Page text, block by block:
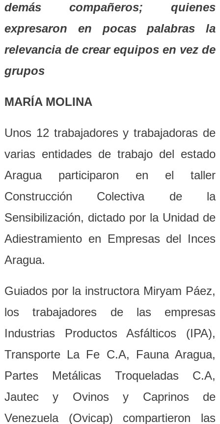
demás compañeros; quienes
expresaron en pocas palabras la
relevancia de crear equipos en vez de
grupos
MARÍA MOLINA
Unos 12 trabajadores y trabajadoras de
varias entidades de trabajo del estado
Aragua participaron en el taller
Construcción Colectiva de la
Sensibilización, dictado por la Unidad de
Adiestramiento en Empresas del Inces
Aragua.
Guiados por la instructora Miryam Páez,
los trabajadores de las empresas
Industrias Productos Asfálticos (IPA),
Transporte La Fe C.A, Fauna Aragua,
Partes Metálicas Troqueladas C.A,
Jautec y Ovinos y Caprinos de
Venezuela (Ovicap) compartieron las